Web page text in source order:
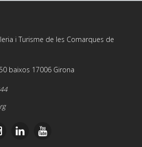
i Turisme de les Comarques de
baixos 17006 Girona